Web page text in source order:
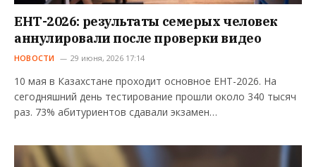
ЕНТ-2026: результаты семерых человек
аннулировали после проверки видео
НОВОСТИ 29 июня, 2026 17:14
10 мая в Казахстане проходит основное ЕНТ-2026. На
сегодняшний день тестирование прошли около 340 тысяч
раз. 73% абитуриентов сдавали экзамен…